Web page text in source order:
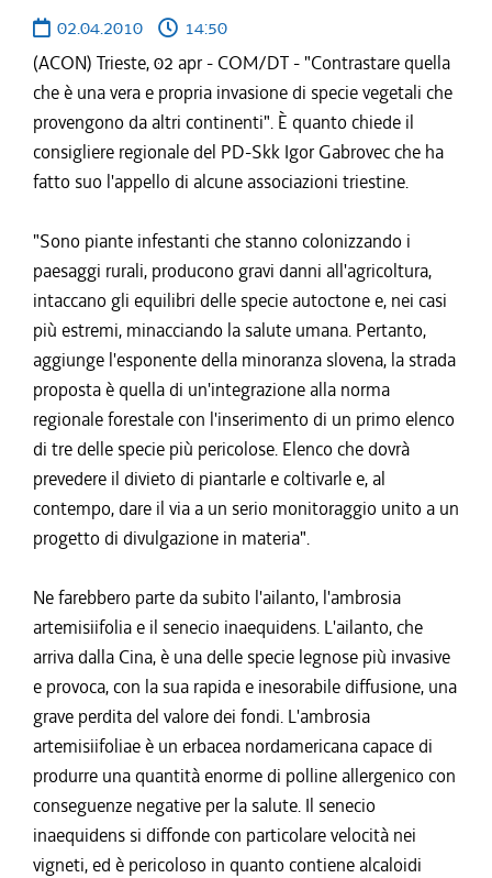
02.04.2010
14:50
(ACON) Trieste, 02 apr - COM/DT - "Contrastare quella
che è una vera e propria invasione di specie vegetali che
provengono da altri continenti". È quanto chiede il
consigliere regionale del PD-Skk Igor Gabrovec che ha
fatto suo l'appello di alcune associazioni triestine.
"Sono piante infestanti che stanno colonizzando i
paesaggi rurali, producono gravi danni all'agricoltura,
intaccano gli equilibri delle specie autoctone e, nei casi
più estremi, minacciando la salute umana. Pertanto,
aggiunge l'esponente della minoranza slovena, la strada
proposta è quella di un'integrazione alla norma
regionale forestale con l'inserimento di un primo elenco
di tre delle specie più pericolose. Elenco che dovrà
prevedere il divieto di piantarle e coltivarle e, al
contempo, dare il via a un serio monitoraggio unito a un
progetto di divulgazione in materia".
Ne farebbero parte da subito l'ailanto, l'ambrosia
artemisiifolia e il senecio inaequidens. L'ailanto, che
arriva dalla Cina, è una delle specie legnose più invasive
e provoca, con la sua rapida e inesorabile diffusione, una
grave perdita del valore dei fondi. L'ambrosia
artemisiifoliae è un erbacea nordamericana capace di
produrre una quantità enorme di polline allergenico con
conseguenze negative per la salute. Il senecio
inaequidens si diffonde con particolare velocità nei
vigneti, ed è pericoloso in quanto contiene alcaloidi